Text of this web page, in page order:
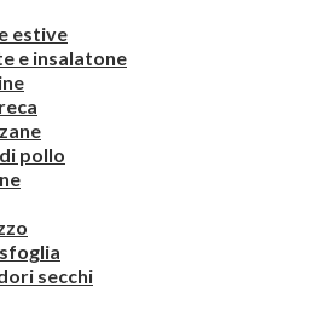
estive
e insalatone
pollo
secchi